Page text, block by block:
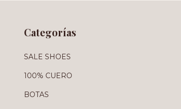
Categorías
SALE SHOES
100% CUERO
BOTAS